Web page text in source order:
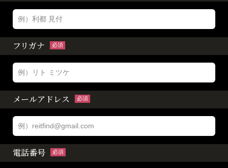
フリガナ 必須
メールアドレス 必須
電話番号 必須